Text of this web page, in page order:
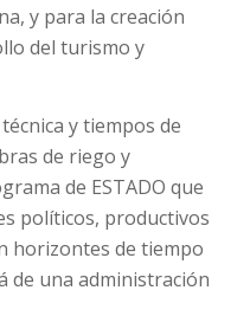
y para la creación
del turismo y
y tiempos de
de riego y
de ESTADO que
políticos, productivos
horizontes de tiempo
de una administración